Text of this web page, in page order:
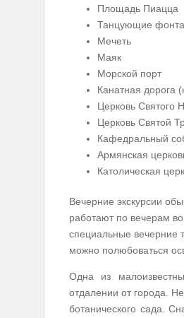
Площадь Пиацца
Танцующие
Мечеть
Маяк
Морской порт
Канатная дорога
Церковь Святого
Церковь Святой
Кафедральный
Армянская
Католическая
Вечерние экскурсии
работают по вечерам
специальные вечерние
можно полюбоваться
Одна из
отдалении от города.
ботанического сада.